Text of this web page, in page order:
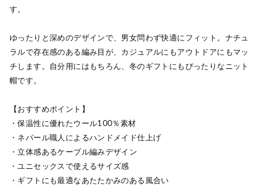
す。
ゆったりと深めのデザインで、男女問わず快適にフィット。ナチュ
ラルで存在感のある編み目が、カジュアルにもアウトドアにもマッ
チします。自分用にはもちろん、冬のギフトにもぴったりなニット
帽です。
【おすすめポイント】
・保温性に優れたウール100％素材
・ネパール職人によるハンドメイド仕上げ
・立体感あるケーブル編みデザイン
・ユニセックスで使えるサイズ感
・ギフトにも最適なあたたかみのある風合い